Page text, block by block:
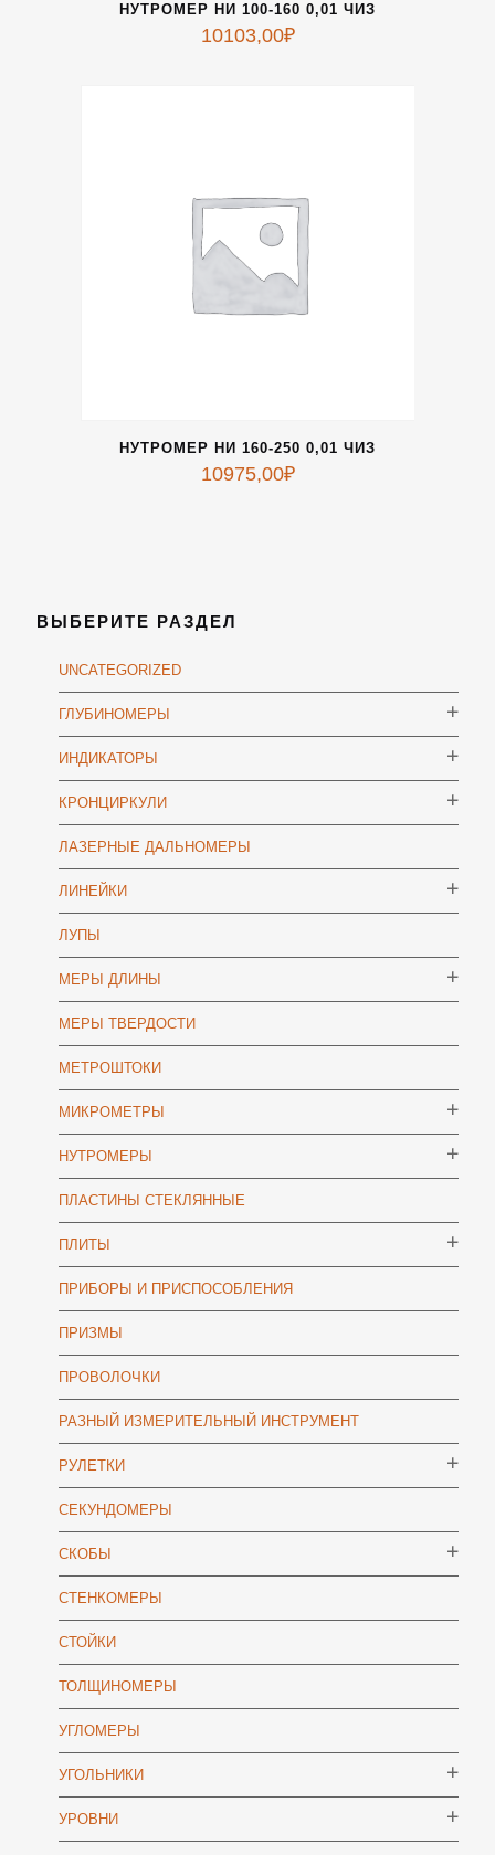
НУТРОМЕР НИ 100-160 0,01 ЧИЗ
10103,00₽
НУТРОМЕР НИ 160-250 0,01 ЧИЗ
10975,00₽
ВЫБЕРИТЕ РАЗДЕЛ
UNCATEGORIZED
ГЛУБИНОМЕРЫ
ИНДИКАТОРЫ
КРОНЦИРКУЛИ
ЛАЗЕРНЫЕ ДАЛЬНОМЕРЫ
ЛИНЕЙКИ
ЛУПЫ
МЕРЫ ДЛИНЫ
МЕРЫ ТВЕРДОСТИ
МЕТРОШТОКИ
МИКРОМЕТРЫ
НУТРОМЕРЫ
ПЛАСТИНЫ СТЕКЛЯННЫЕ
ПЛИТЫ
ПРИБОРЫ И ПРИСПОСОБЛЕНИЯ
ПРИЗМЫ
ПРОВОЛОЧКИ
РАЗНЫЙ ИЗМЕРИТЕЛЬНЫЙ ИНСТРУМЕНТ
РУЛЕТКИ
СЕКУНДОМЕРЫ
СКОБЫ
СТЕНКОМЕРЫ
СТОЙКИ
ТОЛЩИНОМЕРЫ
УГЛОМЕРЫ
УГОЛЬНИКИ
УРОВНИ